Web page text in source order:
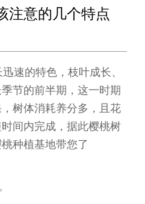
注意的几个特点
速的特色，枝叶成长、
节的前半期，这一时期
树体消耗养分多，且花
间内完成，据此樱桃树
种植基地带您了